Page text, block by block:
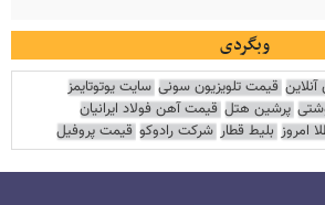
وبگردی
آنلاین قیمت تلویزیون سونی سایت یوتوتایمز
پرشین هتل قیمت آهن فولاد ایرانیان
امروز بلیط قطار شرکت رادوکو قیمت پروفیل